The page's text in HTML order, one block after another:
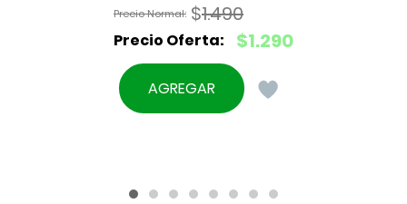
$1.490
El
precio
original
$1.290
El
precio
actual
AGREGAR